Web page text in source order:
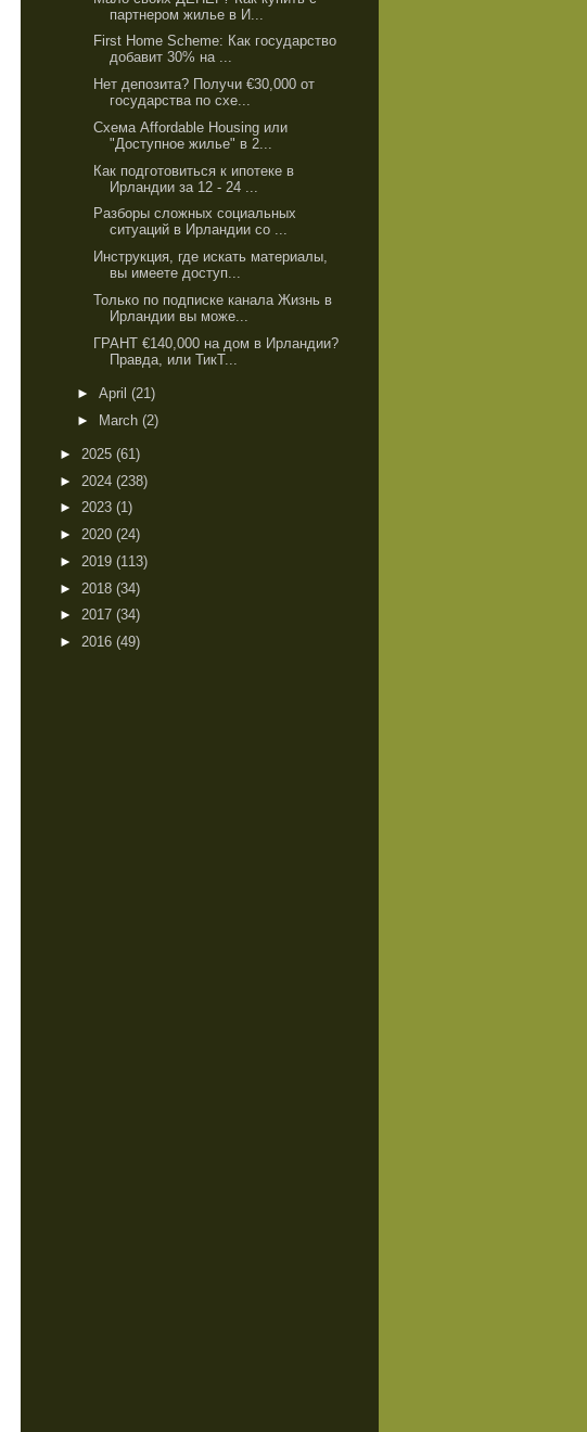
партнером жилье в И...
First Home Scheme: Как государство
добавит 30% на ...
Нет депозита? Получи €30,000 от
государства по схе...
Схема Affordable Housing или
"Доступное жилье" в 2...
Как подготовиться к ипотеке в
Ирландии за 12 - 24 ...
Разборы сложных социальных
ситуаций в Ирландии со ...
Инструкция, где искать материалы,
вы имеете доступ...
Только по подписке канала Жизнь в
Ирландии вы може...
ГРАНТ €140,000 на дом в Ирландии?
Правда, или ТикТ...
► April (21)
► March (2)
► 2025 (61)
► 2024 (238)
► 2023 (1)
► 2020 (24)
► 2019 (113)
► 2018 (34)
► 2017 (34)
► 2016 (49)